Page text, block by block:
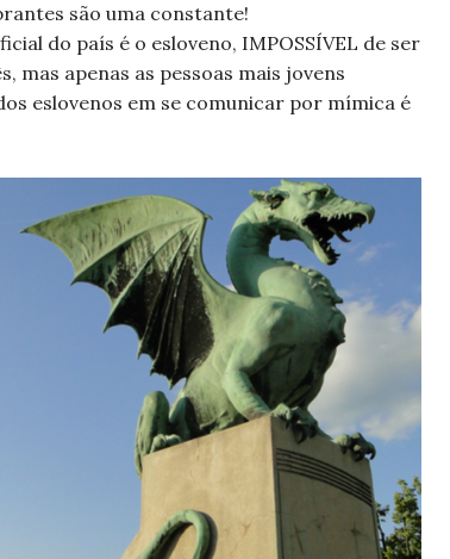
são uma constante!
do país é o esloveno, IMPOSSÍVEL de ser
mas apenas as pessoas mais jovens
eslovenos em se comunicar por mímica é